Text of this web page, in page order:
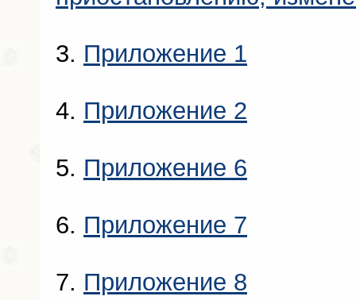
3. Приложение 1
4. Приложение 2
5. Приложение 6
6. Приложение 7
7. Приложение 8